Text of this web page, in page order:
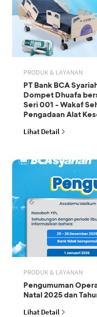
PRODUK & LAYANAN
PT Bank BCA
Dompet Dhuafa
Seri 001 - Wakaf
Pengadaan Alat
Lihat Detail
PRODUK & LAYANAN
Pengumuman
Natal 2025 dan
Lihat Detail